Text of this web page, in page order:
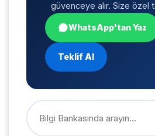
güvenceye alır. Size özel
WhatsApp'tan Yaz
Teklif Al